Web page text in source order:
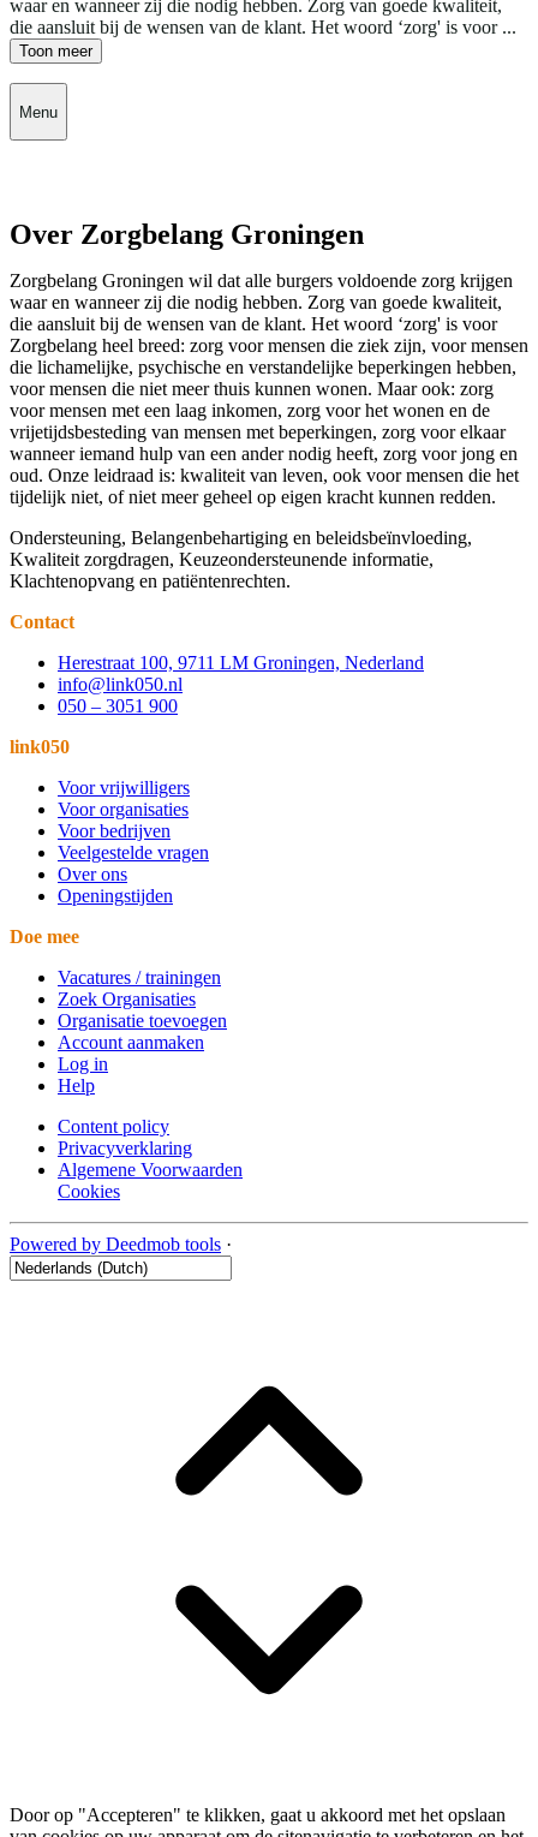
waar en wanneer zij die nodig hebben. Zorg van goede kwaliteit,
die aansluit bij de wensen van de klant. Het woord ‘zorg' is voor ...
Toon meer
Menu
Over Zorgbelang Groningen
Zorgbelang Groningen wil dat alle burgers voldoende zorg krijgen
waar en wanneer zij die nodig hebben. Zorg van goede kwaliteit,
die aansluit bij de wensen van de klant. Het woord ‘zorg' is voor
Zorgbelang heel breed: zorg voor mensen die ziek zijn, voor mensen
die lichamelijke, psychische en verstandelijke beperkingen hebben,
voor mensen die niet meer thuis kunnen wonen. Maar ook: zorg
voor mensen met een laag inkomen, zorg voor het wonen en de
vrijetijdsbesteding van mensen met beperkingen, zorg voor elkaar
wanneer iemand hulp van een ander nodig heeft, zorg voor jong en
oud. Onze leidraad is: kwaliteit van leven, ook voor mensen die het
tijdelijk niet, of niet meer geheel op eigen kracht kunnen redden.
Ondersteuning, Belangenbehartiging en beleidsbeïnvloeding,
Kwaliteit zorgdragen, Keuzeondersteunende informatie,
Klachtenopvang en patiëntenrechten.
Contact
Herestraat 100, 9711 LM Groningen, Nederland
info@link050.nl
050 – 3051 900
link050
Voor vrijwilligers
Voor organisaties
Voor bedrijven
Veelgestelde vragen
Over ons
Openingstijden
Doe mee
Vacatures / trainingen
Zoek Organisaties
Organisatie toevoegen
Account aanmaken
Log in
Help
Content policy
Privacyverklaring
Algemene Voorwaarden
Cookies
Powered by Deedmob tools ·
Door op "Accepteren" te klikken, gaat u akkoord met het opslaan